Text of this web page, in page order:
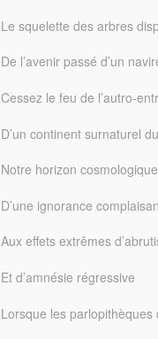
Le squelette des arbres
De l’avenir passé d’un
Cessez le feu de l’autro-
D’un continent surnaturel
Notre horizon
D’une ignorance
Aux effets extrêmes
Et d’amnésie régressive
Lorsque les